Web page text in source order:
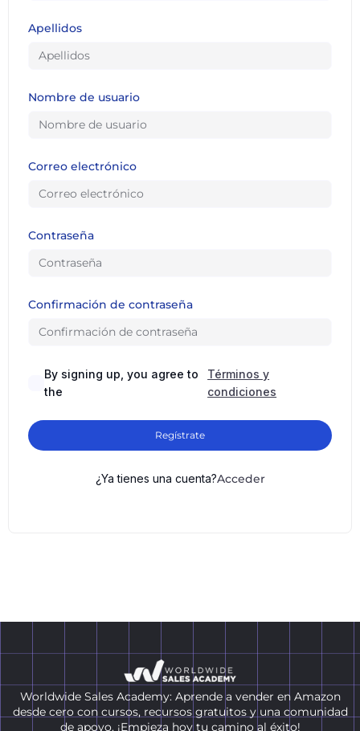
Apellidos
Nombre de usuario
Correo electrónico
Contraseña
Confirmación de contraseña
By signing up, you agree to
the
Términos y
condiciones
Regístrate
¿Ya tienes una cuenta?Acceder
Worldwide Sales Academy: Aprende a vender en Amazon
desde cero con cursos, recursos gratuitos y una comunidad
de apoyo. ¡Empieza hoy tu camino al éxito!